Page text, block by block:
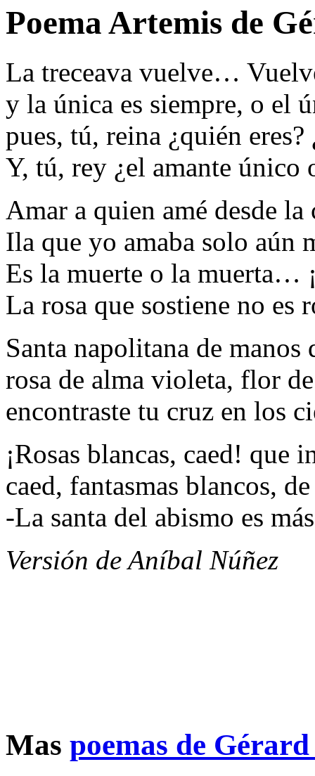
Poema Artemis de
La treceava vuelve…
y la única es siempre, o el
pues, tú, reina ¿quién
Y, tú, rey ¿el amante
Amar a quien amé desde
Ila que yo amaba solo aún
Es la muerte o la muerta…
La rosa que sostiene no es
Santa napolitana de manos
rosa de alma violeta, flor
encontraste tu cruz en los
¡Rosas blancas, caed! que
caed, fantasmas blancos,
-La santa del abismo es
Versión de Aníbal Núñez
Mas poemas de